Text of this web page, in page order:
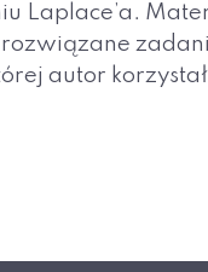
Laplace’a.
autor